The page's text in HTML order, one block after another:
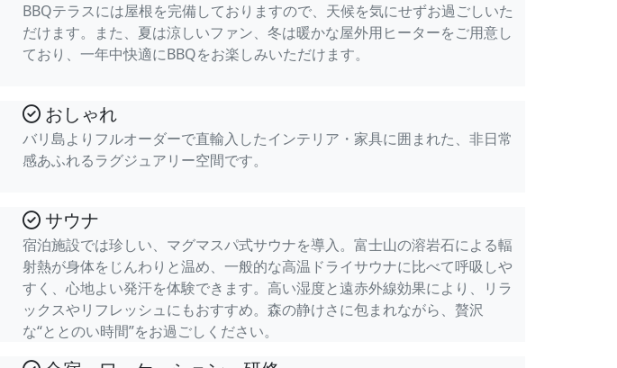
BBQテラスには屋根を完備しておりますので、天候を気にせずお過ごしいた
だけます。また、夏は涼しいファン、冬は暖かな屋外用ヒーターをご用意し
ており、一年中快適にBBQをお楽しみいただけます。
おしゃれ
バリ島よりフルオーダーで直輸入したインテリア・家具に囲まれた、非日常
感あふれるラグジュアリー空間です。
サウナ
宿泊施設では珍しい、マグマスパ式サウナを導入。富士山の溶岩石による輻
射熱が身体をじんわりと温め、一般的な高温ドライサウナに比べて呼吸しや
すく、心地よい発汗を体験できます。高い湿度と遠赤外線効果により、リラ
ックスやリフレッシュにもおすすめ。森の静けさに包まれながら、贅沢
な“ととのい時間”をお過ごしください。